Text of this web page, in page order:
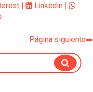
| Linkedin |
Página siguiente➡️